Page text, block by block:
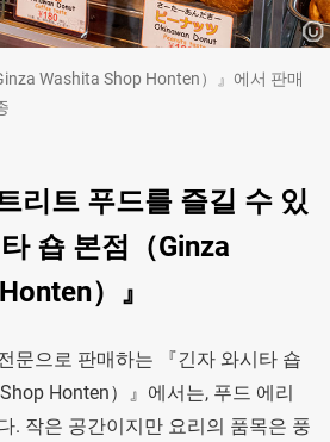
Washita Shop Honten）』에서 판매
리트 푸드를 즐길 수 있
숍 본점（Ginza
）』
문으로 판매하는 『긴자 와시타 숍
Honten）』에서는, 푸드 에리
. 작은 공간이지만 요리의 품목은 풍